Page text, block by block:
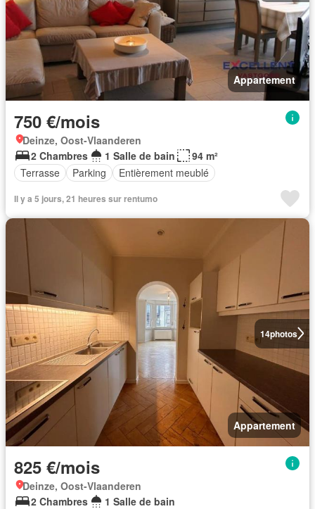
Appartement
750 €/mois
Deinze, Oost-Vlaanderen
2 Chambres
1 Salle de bain
94 m²
Terrasse
Parking Entièrement meublé
Il y a 5 jours, 21 heures sur rentumo
14photos
Appartement
825 €/mois
Deinze, Oost-Vlaanderen
2 Chambres
1 Salle de bain